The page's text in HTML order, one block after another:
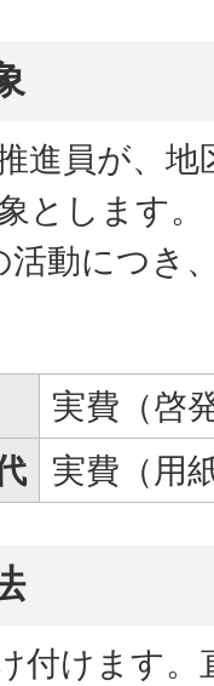
進員が、
とします。
活動につき
実費（啓
実費（用
付けます